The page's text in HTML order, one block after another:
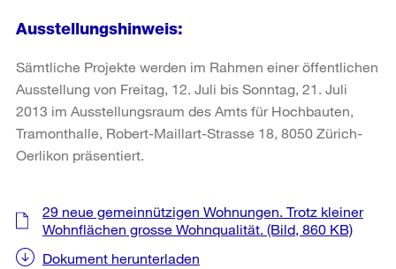
Ausstellungshinweis:
Sämtliche Projekte werden im Rahmen einer öffentlichen
Ausstellung von Freitag, 12. Juli bis Sonntag, 21. Juli
2013 im Ausstellungsraum des Amts für Hochbauten,
Tramonthalle, Robert-Maillart-Strasse 18, 8050 Zürich-
Oerlikon präsentiert.
Weitere
Informationen
29 neue gemeinnützigen Wohnungen. Trotz kleiner
Wohnflächen grosse Wohnqualität. (Bild, 860 KB)
Dokument herunterladen